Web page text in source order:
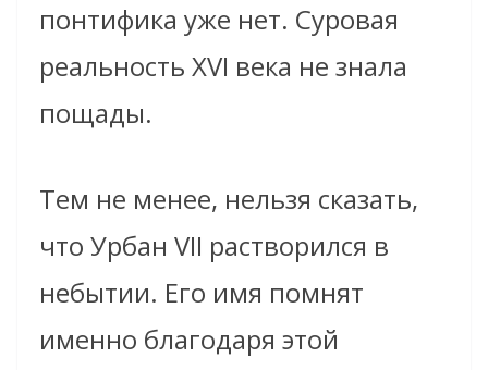
понтифика уже нет. Суровая
реальность XVI века не знала
пощады.
Тем не менее, нельзя сказать,
что Урбан VII растворился в
небытии. Его имя помнят
именно благодаря этой